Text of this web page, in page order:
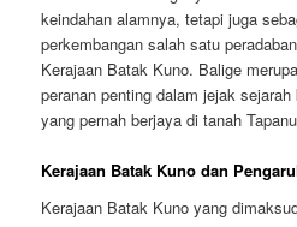
keindahan alamnya, tetapi juga
perkembangan salah satu
Kerajaan Batak Kuno. Balige
peranan penting dalam jejak
yang pernah berjaya di tanah
Kerajaan Batak Kuno dan
Kerajaan Batak Kuno yang